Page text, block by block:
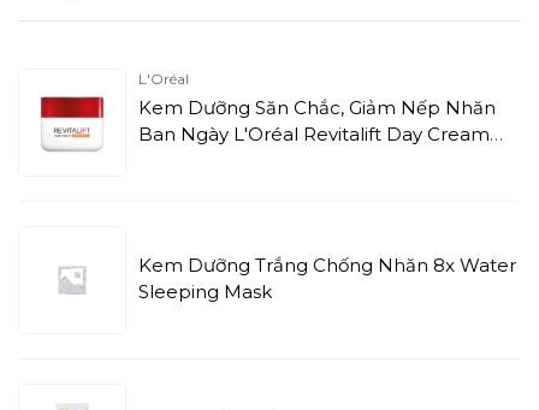
L'Oréal
Kem Dưỡng Săn Chắc, Giảm Nếp Nhăn
Ban Ngày L'Oréal Revitalift Day Cream
Kem Dưỡng Trắng Chống Nhăn 8x Water
Sleeping Mask